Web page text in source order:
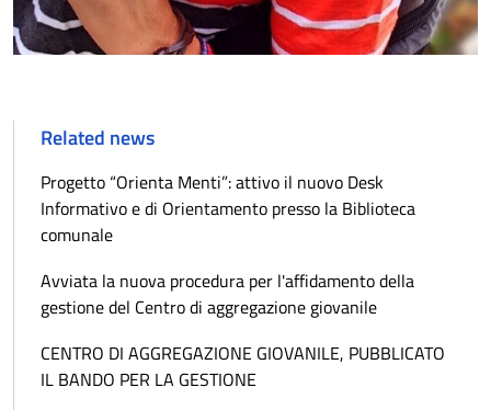
Related news
Progetto “Orienta Menti”: attivo il nuovo Desk
Informativo e di Orientamento presso la Biblioteca
comunale
Avviata la nuova procedura per l'affidamento della
gestione del Centro di aggregazione giovanile
CENTRO DI AGGREGAZIONE GIOVANILE, PUBBLICATO
IL BANDO PER LA GESTIONE